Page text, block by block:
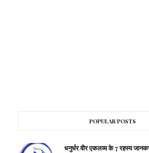
POPULAR POSTS
धनुर्धर वीर एकलव्य के 7 रहस्य